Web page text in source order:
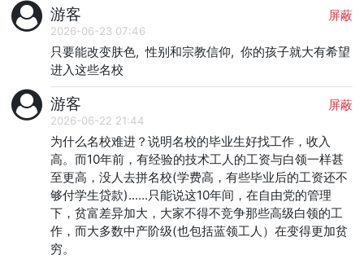
游客 屏蔽
2026-06-23 07:46
只要能改变肤色,  性别和宗教信仰,  你的孩子就大有希望
进入这些名校
游客 屏蔽
2026-06-22 21:44
为什么名校难进？说明名校的毕业生好找工作，收入
高。而10年前，有经验的技术工人的工资与白领一样甚
至更高，没人去拼名校(学费高，有些毕业后的工资还不
够付学生贷款)......只能说这10年间，在自由党的管理
下，贫富差异加大，大家不得不竞争那些高级白领的工
作，而大多数中产阶级(也包括蓝领工人）在变得更加贫
穷。